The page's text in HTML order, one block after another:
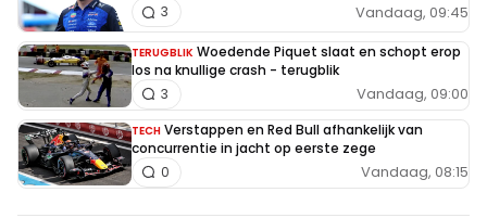
Vandaag, 09:45
3
TERUGBLIK Woedende Piquet slaat en schopt erop
los na knullige crash - terugblik
Vandaag, 09:00
3
TECH Verstappen en Red Bull afhankelijk van
concurrentie in jacht op eerste zege
Vandaag, 08:15
0